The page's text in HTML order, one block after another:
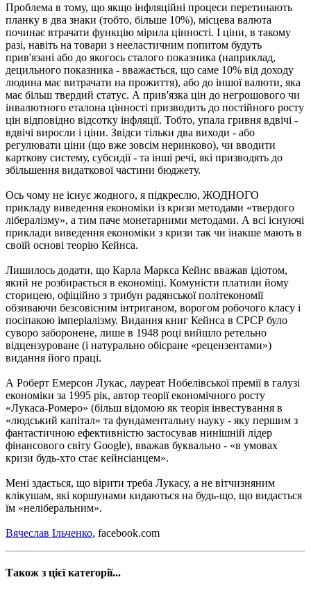
Проблема в тому, що якщо інфляційні процеси перетинають
планку в два знаки (тобто, більше 10%), місцева валюта
починає втрачати функцію мірила цінності. І ціни, в такому
разі, навіть на товари з нееластичним попитом будуть
прив'язані або до якогось сталого показника (наприклад,
децильного показника - вважається, що саме 10% від доходу
людина має витрачати на прожиття), або до іншої валюти, яка
має більш твердий статус. А прив'язка цін до негрошового чи
інвалютного еталона цінності призводить до постійного росту
цін відповідно відсотку інфляції. Тобто, упала гривня вдвічі -
вдвічі виросли і ціни. Звідси тільки два виходи - або
регулювати ціни (що вже зовсім неринково), чи вводити
карткову систему, субсидії - та інші речі, які призводять до
збільшення видаткової частини бюджету.
Ось чому не існує жодного, я підкреслю, ЖОДНОГО
прикладу виведення економіки із кризи методами «твердого
лібералізму», а тим паче монетарними методами. А всі існуючі
приклади виведення економіки з кризи так чи інакше мають в
своїй основі теорію Кейнса.
Лишилось додати, що Карла Маркса Кейнс вважав ідіотом,
який не розбирається в економіці. Комуністи платили йому
сторицею, офіційно з трибун радянської політекономії
обзиваючи безсовісним інтриганом, ворогом робочого класу і
посіпакою імперіалізму. Видання книг Кейнса в СРСР було
суворо заборонене, лише в 1948 році вийшло ретельно
відцензуроване (і натурально обісране «рецензентами»)
видання його праці.
А Роберт Емерсон Лукас, лауреат Нобелівської премії в галузі
економіки за 1995 рік, автор теорії економічного росту
«Лукаса-Ромеро» (більш відомою як теорія інвестування в
«людський капітал» та фундаментальну науку - яку першим з
фантастичною ефективністю застосував нинішній лідер
фінансового світу Google), вважав буквально - «в умовах
кризи будь-хто стає кейнсіанцем».
Мені здається, що вірити треба Лукасу, а не вітчизняним
клікушам, які коршунами кидаються на будь-що, що видається
їм «неліберальним».
Вячеслав Ільченко, facebook.com
Також з цієї категорії...